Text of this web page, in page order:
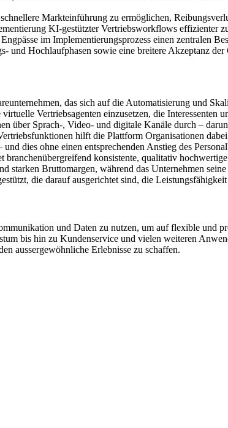
Markteinführung zu ermöglichen,
KI-gestützter Vertriebsworkflows effizienter
im Implementierungsprozess einen zentralen
und Hochlaufphasen sowie eine breitere Akzeptanz
das sich auf die Automatisierung und
Vertriebsagenten einzusetzen, die
über Sprach-, Video- und digitale Kanäle durch –
hilft die Plattform Organisationen
dies ohne einen entsprechenden Anstieg des
branchenübergreifend konsistente, qualitativ
starken Bruttomargen, während das Unternehmen
die darauf ausgerichtet sind, die
und Daten zu nutzen, um auf flexible und
bis hin zu Kundenservice und vielen weiteren
aussergewöhnliche Erlebnisse zu schaffen.